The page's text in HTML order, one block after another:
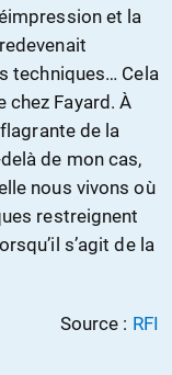
et la
techniques… Cela
chez Fayard. À
de la
de mon cas,
nous vivons où
restreignent
s’agit de la
Source : RFI